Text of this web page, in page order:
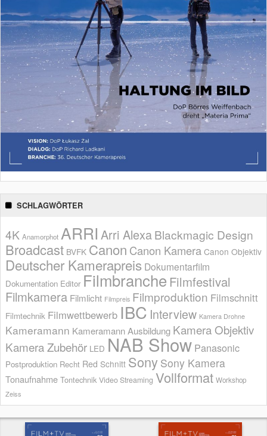
SCHLAGWÖRTER
4K Anamorphot ARRI Arri AlexaBlackmagic Design
Broadcast BVFK Canon Canon Kamera Canon Objektiv
Deutscher Kamerapreis Dokumentarfilm
Dokumentation Editor Filmbranche Filmfestival
Filmkamera Filmlicht Filmpreis Filmproduktion Filmschnitt
Filmtechnik Filmwettbewerb IBC Interview Kamera Drohne
Kameramann Kameramann Ausbildung Kamera Objektiv
Kamera Zubehör LED NAB Show Panasonic
Postproduktion Recht Red Schnitt Sony Sony Kamera
Tonaufnahme Tontechnik Video Streaming Vollformat Workshop
Zeiss